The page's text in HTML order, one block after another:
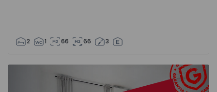
2 1 66 66 3
Appartement T2 Portimão, Zona Ribeirinha - 1556623 -